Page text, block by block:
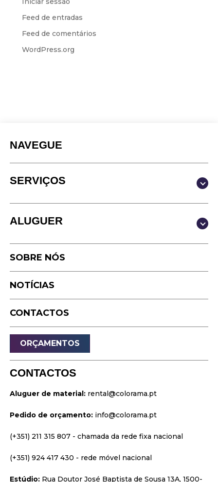
Feed de entradas
Feed de comentários
WordPress.org
NAVEGUE
SERVIÇOS
Produção & Conteúdos
Vídeo
Podcast
Timelapse
Drone
Som
Luz
Palcos
Websites
Identidade Visual
ALUGUER
Estúdio
Equipamento
SOBRE NÓS
NOTÍCIAS
CONTACTOS
ORÇAMENTOS
CONTACTOS
Aluguer de material: rental@colorama.pt
Pedido de orçamento: info@colorama.pt
(+351) 211 315 807 - chamada da rede fixa nacional
(+351) 924 417 430 - rede móvel nacional
Estúdio: Rua Doutor José Baptista de Sousa 13A, 1500-